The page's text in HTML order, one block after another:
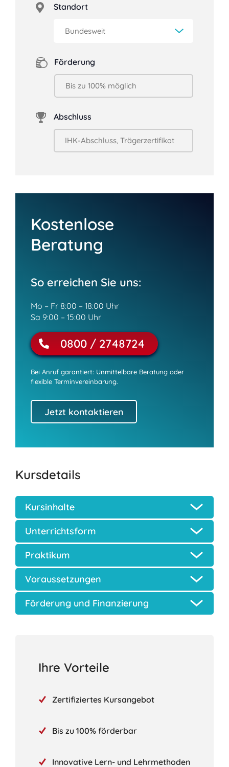
Standort
Förderung
Abschluss
Kostenlose
Beratung
So erreichen Sie uns:
Mo – Fr 8:00 – 18:00 Uhr
Sa 9:00 – 15:00 Uhr
0800 / 2748724
Bei Anruf garantiert: Unmittelbare Beratung oder
flexible Terminvereinbarung.
Jetzt kontaktieren
Kursdetails
Kursinhalte
Unterrichtsform
Praktikum
Voraussetzungen
Förderung und Finanzierung
Ihre Vorteile
Zertifiziertes Kursangebot
Bis zu 100% förderbar
Innovative Lern- und Lehrmethoden